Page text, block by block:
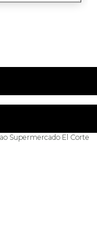
Supermercado El Corte